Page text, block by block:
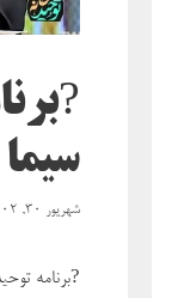
سیما – ۲۴
شهریور ۳۰, ۱۴۰۲
?برنامه توحید